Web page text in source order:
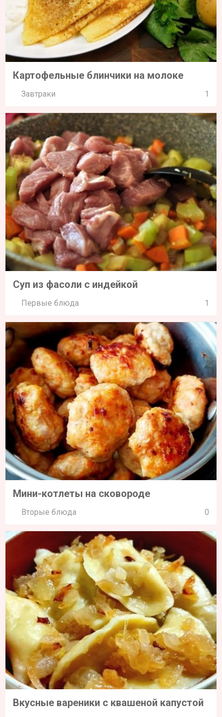
Картофельные блинчики на молоке
Завтраки 1
Суп из фасоли с индейкой
Первые блюда 1
Мини-котлеты на сковороде
Вторые блюда 0
Вкусные вареники с квашеной капустой